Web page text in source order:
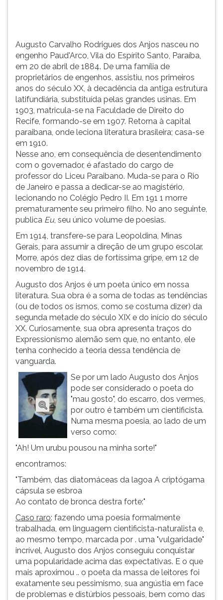
pausar
leitura
pressione
(primeira
tecla
esquerda
para
continuar
pressione
(primeira
tecla
direita
Para
menu
principal
pressione
Pressione
para
essa
instrução
novamente.
Augusto Carvalho Rodrigues dos Anjos nasceu no
engenho Paud'Arco, Vila do Espírito Santo, Paraíba,
em 20 de abril de 1884. De uma família de
proprietários de engenhos, assistiu, nos primeiros
anos do século XX, à decadência da antiga estrutura
latifundiária, substituída pelas grandes usinas. Em
1903, matricula-se na Faculdade de Direito do
Recife, formando-se em 1907. Retorna à capital
paraibana, onde leciona literatura brasileira; casa-se
em 1910.
Nesse ano, em consequência de desentendimento
com o governador, é afastado do cargo de
professor do Liceu Paraibano. Muda-se para o Rio
de Janeiro e passa a dedicar-se ao magistério,
lecionando no Colégio Pedro II. Em 191 1 morre
prematuramente seu primeiro filho. No ano seguinte,
publica Eu, seu único volume de poesias.
Em 1914, transfere-se para Leopoldina, Minas
Gerais, para assumir a direção de um grupo escolar.
Morre, após dez dias de fortíssima gripe, em 12 de
novembro de 1914.
Augusto dos Anjos é um poeta único em nossa
literatura. Sua obra é a soma de todas as tendências
(ou de todos os ismos, como se costuma dizer) da
segunda metade do século XIX e do início do século
XX. Curiosamente, sua obra apresenta traços do
Expressionismo alemão sem que, no entanto, ele
tenha conhecido a teoria dessa tendência de
vanguarda.
Se por um lado Augusto dos Anjos
pode ser considerado o poeta do
"mau gosto", do escarro, dos vermes,
por outro é também um cientificista.
Numa mesma poesia, ao lado de um
verso como:
"Ah! Um urubu pousou na minha sorte!"
encontramos:
"Também, das diatomáceas da lagoa A criptógama
cápsula se esbroa
Ao contato de bronca destra forte:"
Caso raro: fazendo uma poesia formalmente
trabalhada, em linguagem cientificista-naturalista e,
ao mesmo tempo, marcada por . uma "vulgaridade"
incrível, Augusto dos Anjos conseguiu conquistar
uma popularidade acima das expectativas. E o que
mais aproximou .. o poeta da massa de leitores foi
exatamente seu pessimismo, sua angústia em face
de problemas e distúrbios pessoais, bem como das